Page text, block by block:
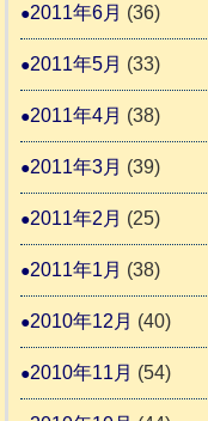
2011年6月 (36)
2011年5月 (33)
2011年4月 (38)
2011年3月 (39)
2011年2月 (25)
2011年1月 (38)
2010年12月 (40)
2010年11月 (54)